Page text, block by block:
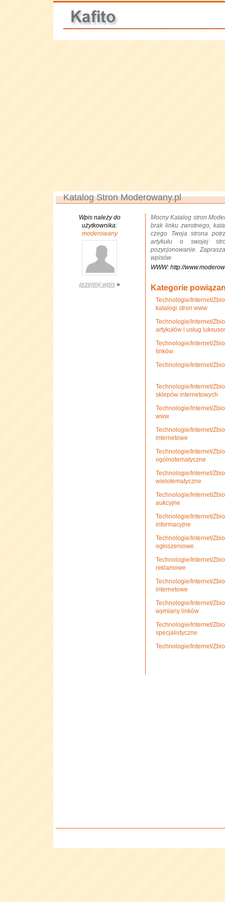
Katalog Stron Moderowany.pl
Wpis należy do
użytkownika:
moderowany
przejmij wpis»
Mocny Katalog stron
brak linku zwrotnego,
czego Twoja strona
artykułu o swojej
pozycjonowanie.
wpisów
WWW: http://
Kategorie
Technologie/Internet/
katalogi stron www
Technologie/Internet/
artykułów i usług
Technologie/Internet/
linków
Technologie/Internet/
Technologie/Internet/
sklepów internetowych
Technologie/Internet/
www
Technologie/Internet/
internetowe
Technologie/Internet/
ogólnotematyczne
Technologie/Internet/
wielotematyczne
Technologie/Internet/
aukcyjne
Technologie/Internet/
informacyjne
Technologie/Internet/
ogłoszeniowe
Technologie/Internet/
reklamowe
Technologie/Internet/
internetowe
Technologie/Internet/
wymiany linków
Technologie/Internet/
specjalistyczne
Technologie/Internet/